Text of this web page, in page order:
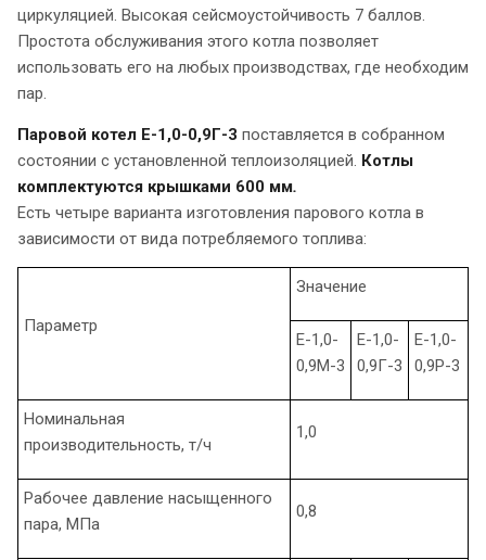
циркуляцией. Высокая сейсмоустойчивость 7 баллов.
Простота обслуживания этого котла позволяет
использовать его на любых производствах, где необходим
пар.
Паровой котел Е-1,0-0,9Г-3 поставляется в собранном
состоянии с установленной теплоизоляцией. Котлы
комплектуются крышками 600 мм.
Есть четыре варианта изготовления парового котла в
зависимости от вида потребляемого топлива:
Параметр
Значение
Е-1,0-
0,9М-3
Е-1,0-
0,9Г-3
Е-1,0-
0,9Р-3
Номинальная
производительность, т/ч
1,0
Рабочее давление насыщенного
пара, МПа
0,8